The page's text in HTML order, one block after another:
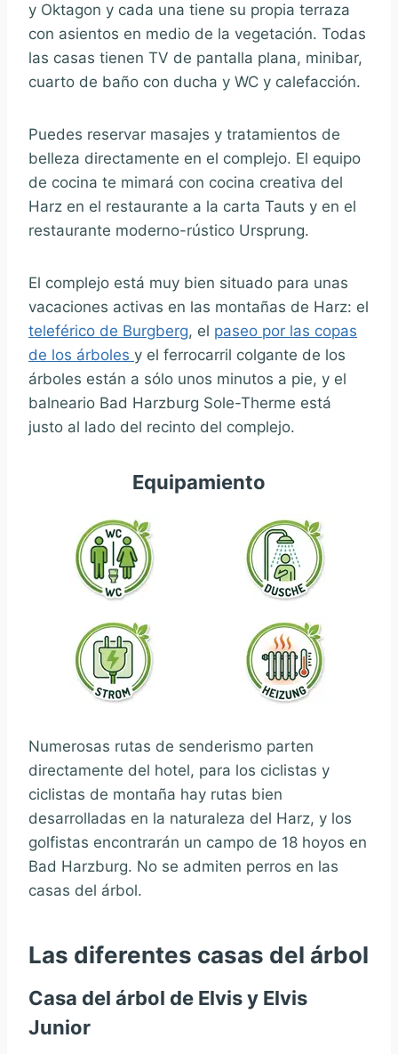
y Oktagon y cada una tiene su propia terraza
con asientos en medio de la vegetación. Todas
las casas tienen TV de pantalla plana, minibar,
cuarto de baño con ducha y WC y calefacción.
Puedes reservar masajes y tratamientos de
belleza directamente en el complejo. El equipo
de cocina te mimará con cocina creativa del
Harz en el restaurante a la carta Tauts y en el
restaurante moderno-rústico Ursprung.
El complejo está muy bien situado para unas
vacaciones activas en las montañas de Harz: el
teleférico de Burgberg, el paseo por las copas
de los árboles y el ferrocarril colgante de los
árboles están a sólo unos minutos a pie, y el
balneario Bad Harzburg Sole-Therme está
justo al lado del recinto del complejo.
Equipamiento
Numerosas rutas de senderismo parten
directamente del hotel, para los ciclistas y
ciclistas de montaña hay rutas bien
desarrolladas en la naturaleza del Harz, y los
golfistas encontrarán un campo de 18 hoyos en
Bad Harzburg. No se admiten perros en las
casas del árbol.
Las diferentes casas del árbol
Casa del árbol de Elvis y Elvis
Junior